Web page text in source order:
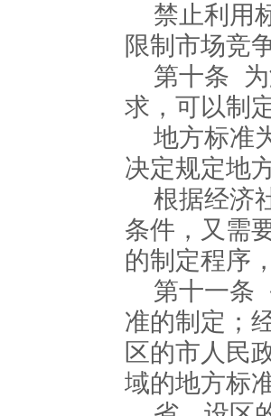
禁止利用
限制市场竞
第十条
求，可以制
地方标准
决定规定地
根据经济
条件，又需
的制定程序
第十一条
准的制定；
区的市人民
域的地方标